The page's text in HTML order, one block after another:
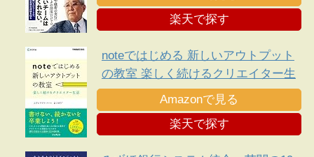
楽天で探す
noteではじめる 新しいアウトプット
の教室 楽しく続けるクリエイター生
活 できるビジネスシリーズ
Amazonで見る
楽天で探す